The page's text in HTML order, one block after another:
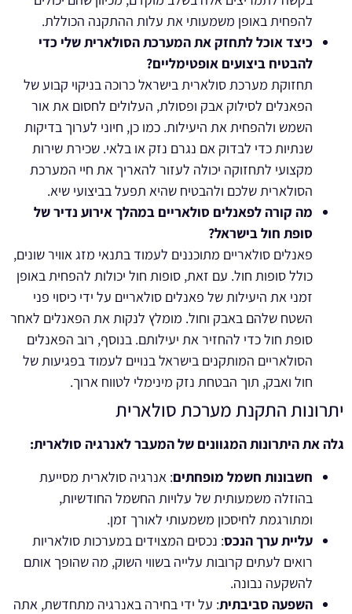
להפחית באופן משמעותי את עלות ההתקנה הכוללת.
כיצד אוכל לתחזק את המערכת הסולארית שלי כדי
להבטיח ביצועים אופטימליים?
תחזוקת מערכת סולארית בישראל כרוכה בניקוי קבוע של
הפאנלים לסילוק אבק ופסולת, העלולים לחסום את אור
השמש ולהפחית את היעילות. כמו כן, חיוני לערוך בדיקות
שנתיות כדי לבדוק אם נגרם נזק או בלאי. שכירת שירות
מקצועי לתחזוקה יכולה לעזור להאריך את חיי המערכת
הסולארית שלכם ולהבטיח שהיא תפעל בביצועי שיא.
מה קורה לפאנלים סולאריים במהלך אירוע נדיר של
סופת חול בישראל?
פאנלים סולאריים מתוכננים לעמוד בתנאי מזג אוויר שונים,
כולל סופות חול. עם זאת, סופות חול יכולות להפחית באופן
זמני את היעילות של פאנלים סולאריים על ידי כיסוי פני
השטח שלהם באבק וחול. מומלץ לנקות את הפאנלים לאחר
סופת חול כדי להחזיר את יעילותם. בנוסף, רוב הפאנלים
הסולאריים המותקנים בישראל בנויים לעמוד בפגיעות של
חול ואבק, תוך הבטחת נזק מינימלי לטווח ארוך.
יתרונות התקנת מערכת סולארית
גלה את היתרונות המגוונים של המעבר לאנרגיה סולארית:
חשבונות חשמל מופחתים: אנרגיה סולארית מסייעת
בהוזלה משמעותית של עלויות החשמל החודשיות,
ומתורגמת לחיסכון משמעותי לאורך זמן.
עליית ערך הנכס: נכסים המצוידים במערכות סולאריות
רואים לעתים קרובות עלייה בשווי השוק, מה שהופך אותם
להשקעה נבונה.
השפעה סביבתית: על ידי בחירה באנרגיה מתחדשת, אתה